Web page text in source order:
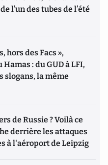
l’un des tubes de l’été
hors des Facs »,
: du GUD à LFI,
slogans, la même
de Russie ? Voilà ce
derrière les attaques
à l'aéroport de Leipzig